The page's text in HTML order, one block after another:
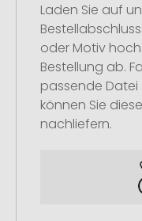
Laden Sie auf
oder Motiv
Bestellung ab.
passende
können Sie
nachliefern.